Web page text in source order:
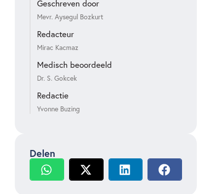
Geschreven door
Mevr. Aysegul Bozkurt
Redacteur
Mirac Kacmaz
Medisch beoordeeld
Dr. S. Gokcek
Redactie
Yvonne Buzing
Delen